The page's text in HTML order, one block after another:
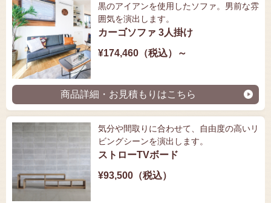
黒のアイアンを使用したソファ。男前な雰
囲気を演出します。
カーゴソファ 3人掛け
¥174,460（税込）～
商品詳細・お見積もりはこちら
気分や間取りに合わせて、自由度の高いリ
ビングシーンを演出します。
ストローTVボード
¥93,500（税込）